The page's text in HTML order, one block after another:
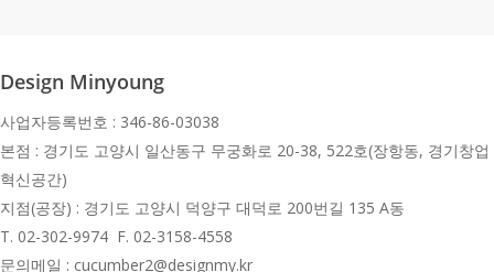
Design Minyoung
사업자등록번호 : 346-86-03038
본점 : 경기도 고양시 일산동구 무궁화로 20-38, 522호(장항동, 경기창업
혁신공간)
지점(공장) : 경기도 고양시 덕양구 대덕로 200번길 135 A동
T. 02-302-9974 F. 02-3158-4558
문의메일 : cucumber2@designmy.kr